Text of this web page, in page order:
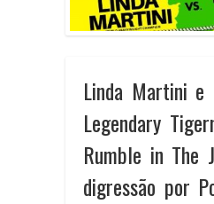
Linda Martini e
Legendary
Rumble in The
digressão por